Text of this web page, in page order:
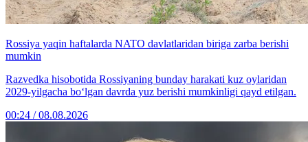
Rossiya yaqin haftalarda NATO davlatlaridan biriga zarba berishi
mumkin
Razvedka hisobotida Rossiyaning bunday harakati kuz oylaridan
2029-yilgacha bo‘lgan davrda yuz berishi mumkinligi qayd etilgan.
00:24 / 08.08.2026